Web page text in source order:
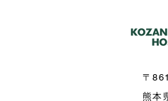
〒
熊本